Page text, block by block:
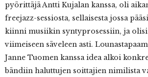
pyörittäjä Antti Kujalan kanssa, oli
freejazz-sessiosta, sellaisesta jossa
kiinni musiikin syntyprosessiin, ja olisi
viimeiseen säveleen asti.
Janne Tuomen kanssa idea alkoi
bändiin haluttujen soittajien nimilista